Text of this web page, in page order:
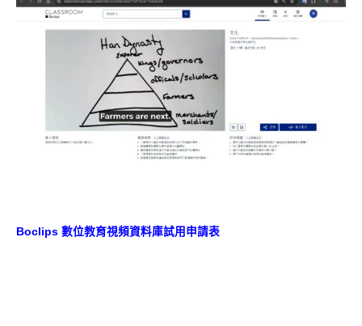
Boclips 數位教育視頻資料庫試用申請表